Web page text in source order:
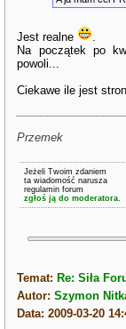
Jest realne
.
Na początek po
powoli...
Ciekawe ile jest
Przemek
Jeżeli Twoim zdaniem
ta wiadomość narusza
regulamin forum
zgłoś ją do moderatora.
Temat: Re: Siła
Autor:Szymon
Data: 2009-03-20